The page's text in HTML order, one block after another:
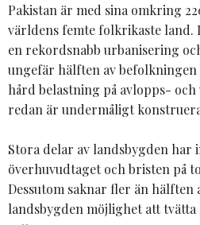
Pakistan är med sina omkring
världens femte folkrikaste land.
en rekordsnabb urbanisering
ungefär hälften av befolkningen
hård belastning på avlopps- och
redan är undermåligt
Stora delar av landsbygden har
överhuvudtaget och bristen på
Dessutom saknar fler än hälften
landsbygden möjlighet att